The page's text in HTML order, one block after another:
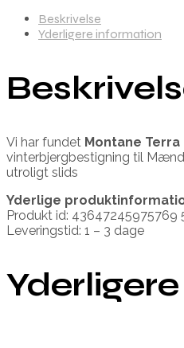
Beskrivelse
Yderligere information
Vi har fundet Montane
vinterbjergbestigning til
utroligt slids
Yderlige
Produkt id: 43647245975769
Leveringstid: 1 – 3 dage